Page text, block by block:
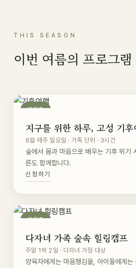
THIS SEASON
이번 여름의 프로그램
모집중
지구를 위한 하루, 고성 기후
8월 매주 일요일 · 가족 단위 · 3시간
숲에서 몸과 마음으로 배우는 기후 위기
른도 함께합니다.
신청하기
모집중
다자녀 가족 숲속 힐링캠프
주말 1박 2일 · 다자녀 가정 대상
양육자에게는 마음챙김을, 아이들에게는